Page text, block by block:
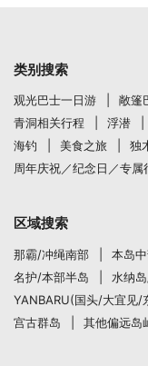
类别搜索
观光巴士一日游 敞篷
青洞相关行程
浮潜
海钓
美食之旅 独
周年庆祝／纪念日／专属
区域搜索
那霸/冲绳南部 本岛
名护/本部半岛
水纳
YANBARU(国头/大宜见/
宫古群岛
其他偏远岛